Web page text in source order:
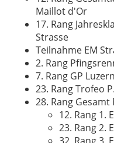
Maillot d'Or
17. Rang
Strasse
Teilnahme EM
2. Rang
7. Rang GP
23. Rang Trofeo
28. Rang
12. Rang 1.
23. Rang 2.